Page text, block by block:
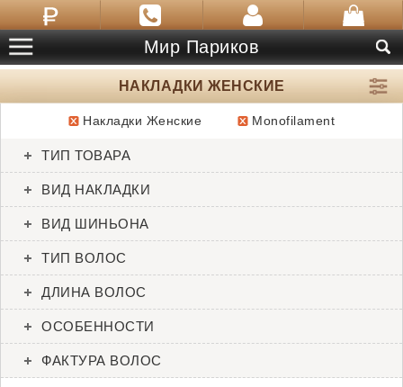
Мир Париков
НАКЛАДКИ ЖЕНСКИЕ
Накладки Женские Monofilament
ТИП ТОВАРА
ВИД НАКЛАДКИ
ВИД ШИНЬОНА
ТИП ВОЛОС
ДЛИНА ВОЛОС
ОСОБЕННОСТИ
ФАКТУРА ВОЛОС
Add In
Ellen Wille